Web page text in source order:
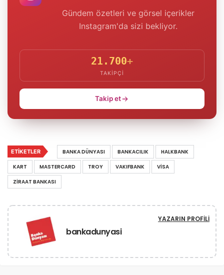
Gündem özetleri ve görsel içerikler
Instagram'da sizi bekliyor.
21.700+
TAKIPÇI
Takip et
ETIKETLER BANKA DÜNYASI BANKACILIK
HALKBANK
KART
MASTERCARD TROY VAKIFBANK
VISA
ZIRAAT BANKASI
bankadunyasi
YAZARIN PROFILI